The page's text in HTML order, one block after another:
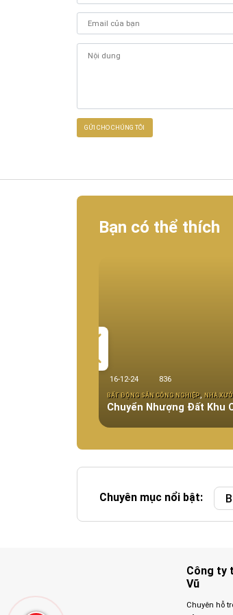
Bạn có thể thích
16-12-24 836
BẤT ĐỘNG SẢN CÔNG NGHIỆP, NHÀ
Chuyển Nhượng Đất Khu
Giá:
Chuyên mục nổi bật:
Công ty
Vũ
Chuyên hỗ